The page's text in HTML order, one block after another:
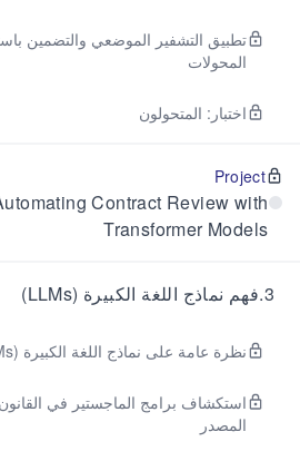
تطبيق التشفير الموضعي والتضمين
المحولات
اختبار: المتحولون
Project
Contract Review with
Transformer Models
3
.فهم نماذج اللغة الكبيرة (LLMs)
نظرة عامة على نماذج اللغة الكبيرة (LLMs)
استكشاف برامج الماجستير في
المصدر